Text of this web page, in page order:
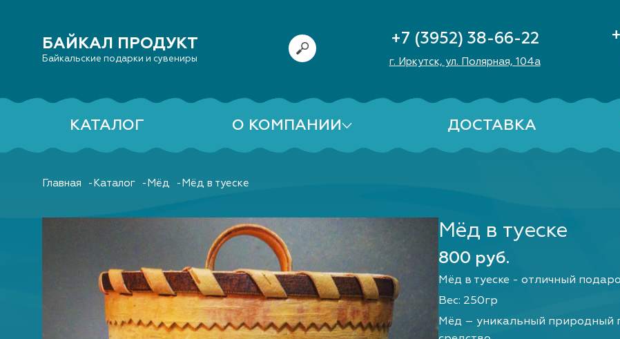
БАЙКАЛ ПРОДУКТ
Байкальские подарки и сувениры
+7 (3952) 38-66-22
г. Иркутск, ул. Полярная, 104а
КАТАЛОГ О КОМПАНИИ ДОСТАВКА
Главная Каталог Мёд Мёд в туеске
Мёд в туеске
800 руб.
Мёд в туеске - отличный
Вес: 250гр
Мёд – уникальный природный